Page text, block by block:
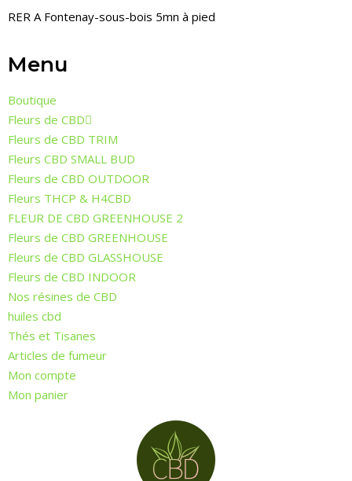
RER A Fontenay-sous-bois 5mn à pied
Menu
Boutique
Fleurs de CBD
Fleurs de CBD TRIM
Fleurs CBD SMALL BUD
Fleurs de CBD OUTDOOR
Fleurs THCP & H4CBD
FLEUR DE CBD GREENHOUSE 2
Fleurs de CBD GREENHOUSE
Fleurs de CBD GLASSHOUSE
Fleurs de CBD INDOOR
Nos résines de CBD
huiles cbd
Thés et Tisanes
Articles de fumeur
Mon compte
Mon panier